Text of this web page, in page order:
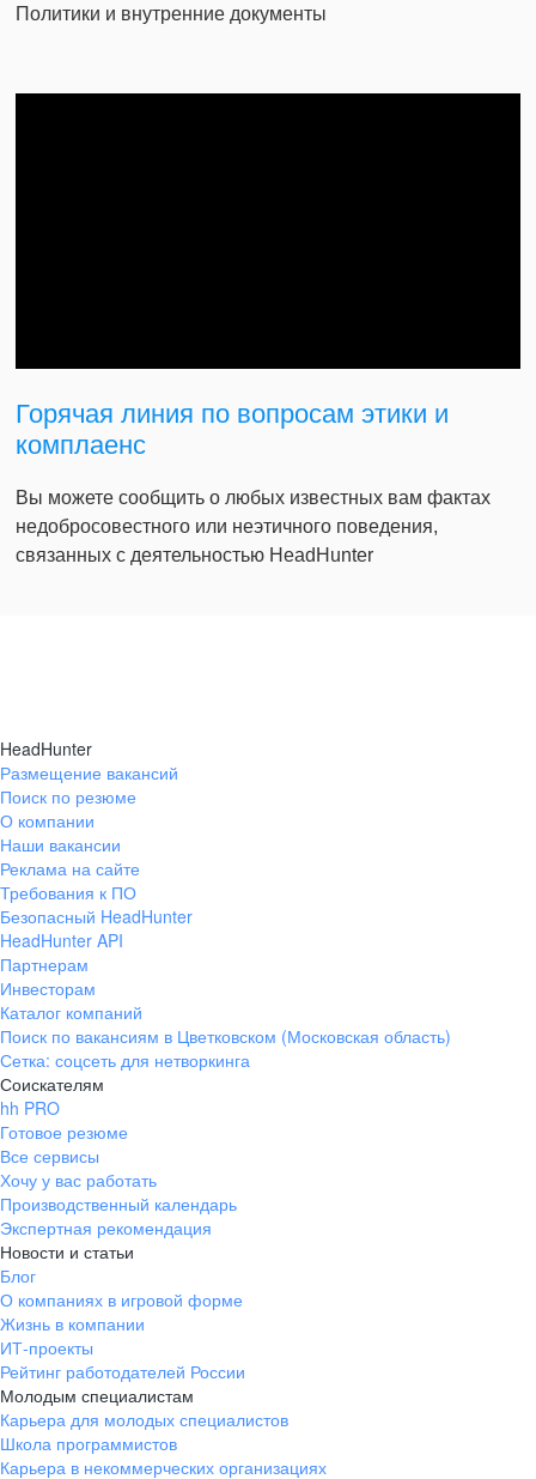
Политики и внутренние документы
Горячая линия по вопросам этики и
комплаенс
Вы можете сообщить о любых известных вам фактах
недобросовестного или неэтичного поведения,
связанных с деятельностью HeadHunter
HeadHunter
Размещение вакансий
Поиск по резюме
О компании
Наши вакансии
Реклама на сайте
Требования к ПО
Безопасный HeadHunter
HeadHunter API
Партнерам
Инвесторам
Каталог компаний
Поиск по вакансиям в Цветковском (Московская область)
Сетка: соцсеть для нетворкинга
Соискателям
hh PRO
Готовое резюме
Все сервисы
Хочу у вас работать
Производственный календарь
Экспертная рекомендация
Новости и статьи
Блог
О компаниях в игровой форме
Жизнь в компании
ИТ-проекты
Рейтинг работодателей России
Молодым специалистам
Карьера для молодых специалистов
Школа программистов
Карьера в некоммерческих организациях